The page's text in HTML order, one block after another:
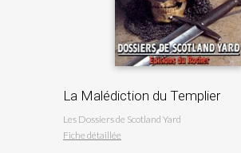
La Malédiction du Templier
Les Dossiers de Scotland Yard
Fiche détaillée